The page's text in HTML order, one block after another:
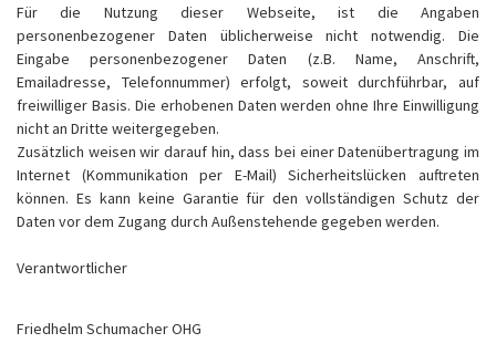
Für die Nutzung dieser Webseite, ist die Angaben
personenbezogener Daten üblicherweise nicht notwendig. Die
Eingabe personenbezogener Daten (z.B. Name, Anschrift,
Emailadresse, Telefonnummer) erfolgt, soweit durchführbar, auf
freiwilliger Basis. Die erhobenen Daten werden ohne Ihre Einwilligung
nicht an Dritte weitergegeben.
Zusätzlich weisen wir darauf hin, dass bei einer Datenübertragung im
Internet (Kommunikation per E-Mail) Sicherheitslücken auftreten
können. Es kann keine Garantie für den vollständigen Schutz der
Daten vor dem Zugang durch Außenstehende gegeben werden.
Verantwortlicher
Friedhelm Schumacher OHG